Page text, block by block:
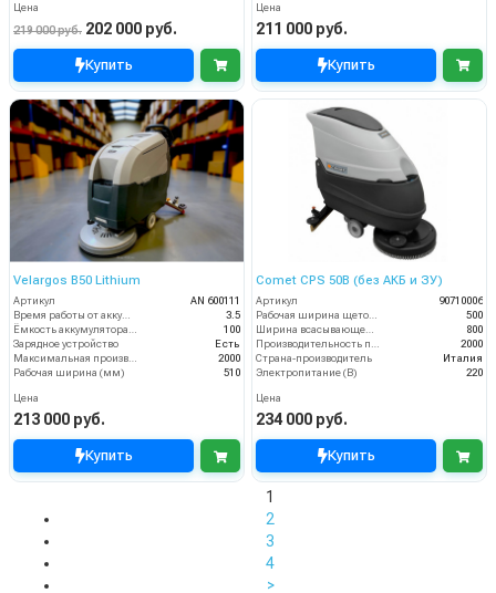
Цена
219 000 руб. 202 000 руб.
Купить
Цена
211 000 руб.
Купить
Velargos B50 Lithium
Артикул
AN 600111
Время работы от аккумуляторов (ч)
3.5
Ёмкость аккумулятора (Ач)
100
Зарядное устройство
Есть
Максимальная производительность (кв.м/час)
2000
Рабочая ширина (мм)
510
Цена
213 000 руб.
Купить
Comet CPS 50B (без АКБ и ЗУ)
Артикул
90710006
Рабочая ширина щеток (мм)
500
Ширина всасывающей балки (мм)
800
Производительность по площади (м2/ч)
2000
Страна-производитель
Италия
Электропитание (В)
220
Цена
234 000 руб.
Купить
1
2
3
4
>